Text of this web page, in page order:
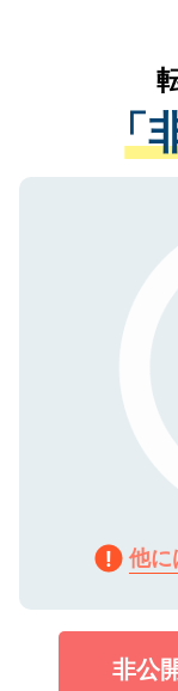
は、個
管理基
る、プ
ご登録
で、機
かがい
経験を
させて
ない方
ので、
「
他に
非公